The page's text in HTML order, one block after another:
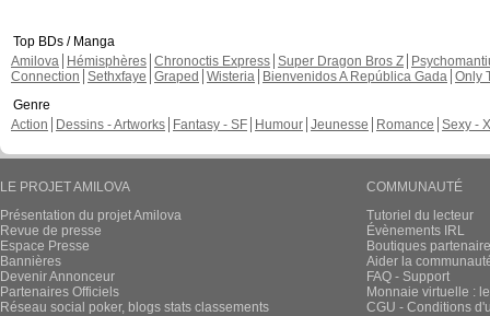
Top BDs / Manga
Amilova
Hémisphères Chronoctis Express Super Dragon Bros Z
Connection Sethxfaye Graped Wisteria Bienvenidos A República Gada Only
Genre
Action
Dessins - Artworks Fantasy - SF Humour Jeunesse Romance Sexy -
LE PROJET AMILOVA
Présentation du projet Amilova
Revue de presse
Espace Presse
Bannières
Devenir Annonceur
Partenaires Officiels
Réseau social poker, blogs stats classements
COMMUNAUTÉ
Tutoriel du lecteur
Évènements IRL
Boutiques
Aider la
FAQ - Support
Monnaie virtuelle :
CGU - Conditions